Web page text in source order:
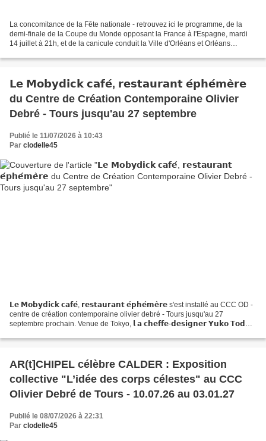
La concomitance de la Fête nationale - retrouvez ici le programme, de la
demi-finale de la Coupe du Monde opposant la France à l'Espagne, mardi
14 juillet à 21h, et de la canicule conduit la Ville d'Orléans et Orléans
𝗟𝗲 𝗠𝗼𝗯𝘆𝗱𝗶𝗰𝗸 𝗰𝗮𝗳𝗲́, 𝗿𝗲𝘀𝘁𝗮𝘂𝗿𝗮𝗻𝘁 𝗲́𝗽𝗵𝗲́𝗺𝗲̀𝗿𝗲
du Centre de Création Contemporaine Olivier
Debré - Tours jusqu'au 27 septembre
Publié le 11/07/2026 à 10:43
Par clodelle45
𝗟𝗲 𝗠𝗼𝗯𝘆𝗱𝗶𝗰𝗸 𝗰𝗮𝗳𝗲́, 𝗿𝗲𝘀𝘁𝗮𝘂𝗿𝗮𝗻𝘁 𝗲́𝗽𝗵𝗲́𝗺𝗲̀𝗿𝗲 s'est installé au CCC OD -
centre de création contemporaine olivier debré - Tours jusqu'au 27
septembre prochain. Venue de Tokyo, 𝗹 𝗮 𝗰𝗵𝗲𝗳𝗳𝗲-𝗱𝗲𝘀𝗶𝗴𝗻𝗲𝗿 𝗬𝘂𝗸𝗼 𝗧𝗼𝗱𝗮,
AR(t]CHIPEL célèbre CALDER : Exposition
collective "L’idée des corps célestes" au CCC
Olivier Debré de Tours - 10.07.26 au 03.01.27
Publié le 08/07/2026 à 22:31
Par clodelle45